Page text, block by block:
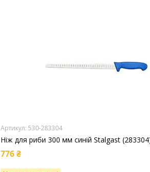
530-283304
Ніж для риби 300 мм синій Stalgast
776 ₴